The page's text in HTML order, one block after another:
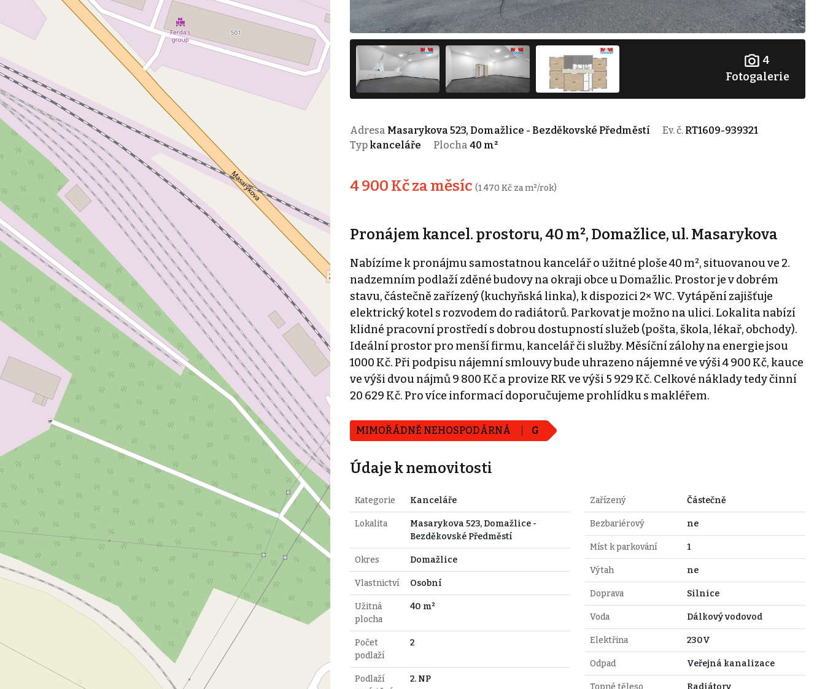
4
Fotogalerie
Adresa Masarykova 523, Domažlice - Bezděkovské Předměstí Ev. č. RT1609-939321
Typ kanceláře Plocha 40 m²
4 900 Kč za měsíc (1 470 Kč za m²/rok)
Pronájem kancel. prostoru, 40 m², Domažlice, ul. Masarykova
Nabízíme k pronájmu samostatnou kancelář o užitné ploše 40 m², situovanou ve 2.
nadzemním podlaží zděné budovy na okraji obce u Domažlic. Prostor je v dobrém
stavu, částečně zařízený (kuchyňská linka), k dispozici 2× WC. Vytápění zajišťuje
elektrický kotel s rozvodem do radiátorů. Parkovat je možno na ulici. Lokalita nabízí
klidné pracovní prostředí s dobrou dostupností služeb (pošta, škola, lékař, obchody).
Ideální prostor pro menší firmu, kancelář či služby. Měsíční zálohy na energie jsou
1000 Kč. Při podpisu nájemní smlouvy bude uhrazeno nájemné ve výši 4 900 Kč, kauce
ve výši dvou nájmů 9 800 Kč a provize RK ve výši 5 929 Kč. Celkové náklady tedy činní
20 629 Kč. Pro více informací doporučujeme prohlídku s makléřem.
MIMOŘÁDNĚ NEHOSPODÁRNÁ G
Údaje k nemovitosti
Kategorie Kanceláře
Lokalita
Masarykova 523, Domažlice -
Bezděkovské Předměstí
Okres Domažlice
Vlastnictví Osobní
Užitná
plocha
40 m²
Počet
podlaží
2
Podlaží
2. NP
Zařízený Částečně
Bezbariérový ne
Míst k parkování 1
Výtah ne
Doprava Silnice
Voda Dálkový vodovod
Elektřina 230V
Odpad Veřejná kanalizace
Topné těleso Radiátory